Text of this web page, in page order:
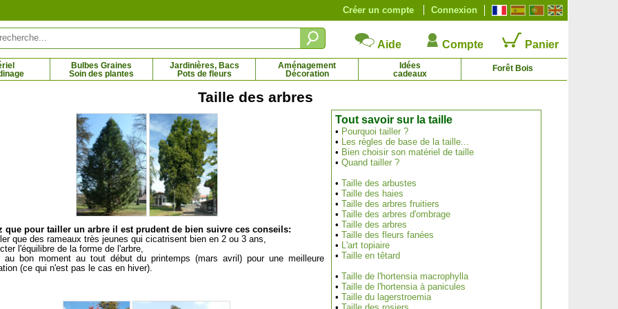
Connexion
Créer un compte
Aide Compte Panier
Bulbes Graines
Soin des plantes
Jardinières, Bacs
Pots de fleurs
Aménagement
Décoration
Idées
cadeaux
Forêt Bois
Petite Pervenche bleue
2.11 € - 8.12 €
Petite Pervenche pourpre
2.65 € - 6.42 €
Taille des arbres
Tout savoir sur la taille
• Pourquoi tailler ?
• Les règles de base de la taille...
• Bien choisir son matériel de taille
• Quand tailler ?
• Taille des arbustes
• Taille des haies
• Taille des arbres fruitiers
• Taille des arbres d'ombrage
• Taille des arbres
• Taille des fleurs fanées
• L'art topiaire
• Taille en têtard
• Taille de l'hortensia macrophylla
• Taille de l'hortensia à panicules
• Taille du lagerstroemia
que pour tailler un arbre il est prudent de bien suivre ces conseils:
que des rameaux très jeunes qui cicatrisent bien en 2 ou 3 ans,
l'équilibre de la forme de l'arbre,
au bon moment au tout début du printemps (mars avril) pour une meilleure
(ce qui n'est pas le cas en hiver).